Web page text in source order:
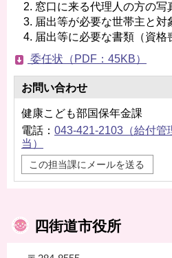
窓口に来る代理人の方の
届出等が必要な世帯主と
届出等に必要な書類（資格
委任状（PDF：45KB）
お問い合わせ
健康こども部国保年金課
電話： 043-421-2103（給付
当）
この担当課にメールを送る
四街道市役所